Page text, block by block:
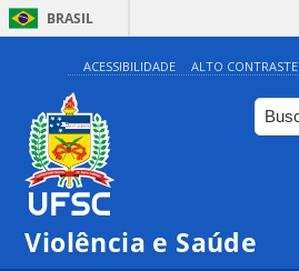
BRASIL
ACESSIBILIDADE ALTO CONTRASTE
Violência e Saúde